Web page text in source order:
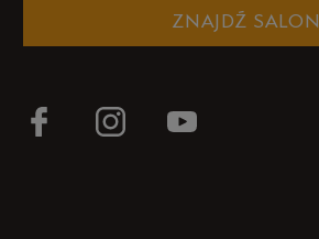
ZNAJDŹ SALON